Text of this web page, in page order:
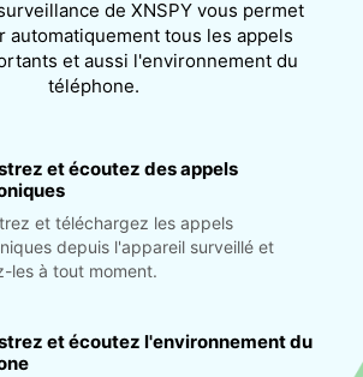
de XNSPY vous permet
automatiquement tous les appels
et aussi l'environnement du
téléphone.
et écoutez des appels
et téléchargez les appels
depuis l'appareil surveillé et
les à tout moment.
et écoutez l'environnement du